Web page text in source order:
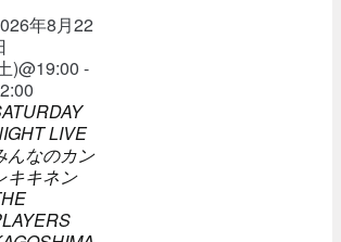
年8月22
)@19:00 -
LIVE
んなのカン
キキネン